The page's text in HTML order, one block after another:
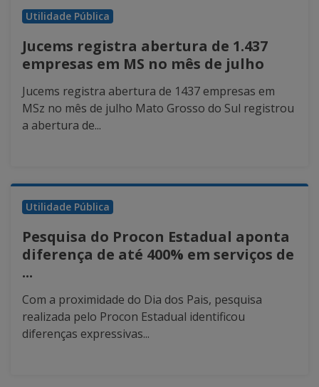
Utilidade Pública
Jucems registra abertura de 1.437
empresas em MS no mês de julho
Jucems registra abertura de 1437 empresas em
MSz no mês de julho Mato Grosso do Sul registrou
a abertura de...
Utilidade Pública
Pesquisa do Procon Estadual aponta
diferença de até 400% em serviços de
...
Com a proximidade do Dia dos Pais, pesquisa
realizada pelo Procon Estadual identificou
diferenças expressivas...